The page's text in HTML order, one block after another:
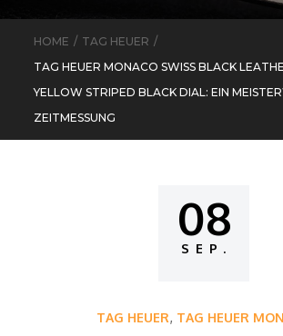
HOME
TAG HEUER
TAG HEUER MONACO SWISS BLACK
YELLOW STRIPED BLACK DIAL: EIN
ZEITMESSUNG
Posted
on
08
SEP.
TAG HEUER, TAG HEUER